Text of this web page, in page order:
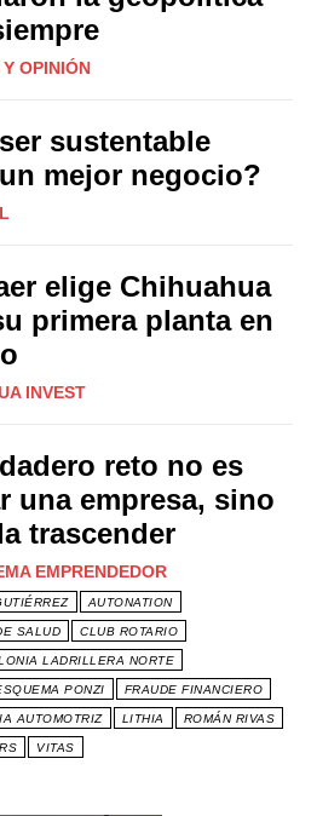
OPINIÓN
sustentable
mejor negocio?
elige Chihuahua
primera planta en
INVEST
reto no es
una empresa, sino
trascender
EMPRENDEDOR
AUTONATION
SALUD CLUB ROTARIO
LADRILLERA NORTE
PONZI FRAUDE FINANCIERO
AUTOMOTRIZ LITHIA ROMÁN RIVAS
VITAS